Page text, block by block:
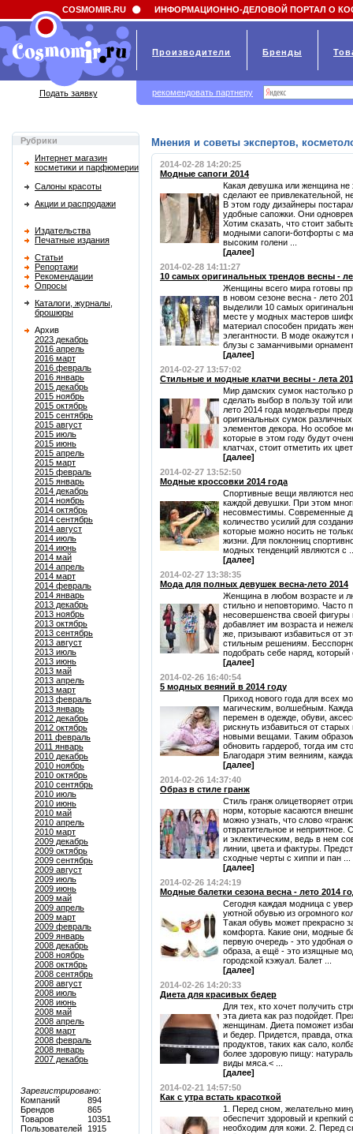
Field 'news_title' doesn't have a default value
Рубрики
Интернет магазин
косметики и парфюмерии
Салоны красоты
Акции и распродажи
Издательства
Печатные издания
Статьи
Репортажи
Рекомендации
Опросы
Каталоги, журналы,
брошюры
Архив
2023 декабрь
2016 апрель
2016 март
2016 февраль
2016 январь
2015 декабрь
2015 ноябрь
2015 октябрь
2015 сентябрь
2015 август
2015 июль
2015 июнь
2015 апрель
2015 март
2015 февраль
2015 январь
2014 декабрь
2014 ноябрь
2014 октябрь
2014 сентябрь
2014 август
2014 июль
2014 июнь
2014 май
2014 апрель
2014 март
2014 февраль
2014 январь
2013 декабрь
2013 ноябрь
2013 октябрь
2013 сентябрь
2013 август
2013 июль
2013 июнь
2013 май
2013 апрель
2013 март
2013 февраль
2013 январь
2012 декабрь
2012 октябрь
2011 февраль
2011 январь
2010 декабрь
2010 ноябрь
2010 октябрь
2010 сентябрь
2010 июль
2010 июнь
2010 май
2010 апрель
2010 март
2009 декабрь
2009 октябрь
2009 сентябрь
2009 август
2009 июль
2009 июнь
2009 май
2009 апрель
2009 март
2009 февраль
2009 январь
2008 декабрь
2008 ноябрь
2008 октябрь
2008 сентябрь
2008 август
2008 июль
2008 июнь
2008 май
2008 апрель
2008 март
2008 февраль
2008 январь
2007 декабрь
Зарегистрировано:
Компаний
894
Брендов
865
Товаров
10351
Пользователей
1915
Мнения и советы экспертов,
2014-02-28 14:20:25
Модные сапоги 2014
Какая девушка или женщина не
сделают ее привлекательной,
В этом году дизайнеры
удобные сапожки. Они
Хотим сказать, что стоит
модными сапоги-ботфорты с
высоким голени ...
[далее]
2014-02-28 14:11:27
10 самых оригинальных трендов весны -
Женщины всего мира готовы
в новом сезоне весна - лето
выделили 10 самых
месте у модных мастеров
материал способен придать
элегантности. В моде
блузы с заманчивыми
[далее]
2014-02-27 13:57:02
Стильные и модные клатчи весны - лета
Мир дамских сумок настолько
сделать выбор в пользу той
лето 2014 года модельеры
оригинальных сумок
элементов декора. Но особое
которые в этом году будут
клатчах, стоит отметить их
[далее]
2014-02-27 13:52:50
Модные кроссовки 2014 года
Спортивные вещи являются
каждой девушки. При этом
несовместимы. Современные
количество усилий для
которые можно носить не
жизни. Для поклонниц
модных тенденций являются с
[далее]
2014-02-27 13:38:35
Мода для полных девушек весна-лето 2014
Женщина в любом возрасте и
стильно и неповторимо. Часто
несовершенства своей
добавляет им возраста и
же, призывают избавиться от
стильным решениям.
подобрать себе наряд,
[далее]
2014-02-26 16:40:54
5 модных веяний в 2014 году
Приход нового года для всех
магическим, волшебным.
перемен в одежде, обуви,
рискнуть избавиться от
новыми вещами. Таким
обновить гардероб, тогда им
Благодаря этим веяниям,
[далее]
2014-02-26 14:37:40
Образ в стиле гранж
Стиль гранж олицетворяет
норм, которые касаются
можно узнать, что слово
отвратительное и неприятное.
и эклектическим, ведь в нем
линии, цвета и фактуры.
сходные черты с хиппи и пан ...
[далее]
2014-02-26 14:24:19
Модные балетки сезона весна - лето 2014
Сегодня каждая модница с
уютной обувью из огромного
Такая обувь может прекрасно
комфорта. Какие они, модные
первую очередь - это удобная
образа, а ещё - это изящные
городской кэжуал. Балет ...
[далее]
2014-02-26 14:20:33
Диета для красивых бедер
Для тех, кто хочет получить
эта диета как раз подойдет.
женщинам. Диета поможет
и бедер. Придется, правда,
продуктов, таких как сало,
более здоровую пищу:
виды мяса.< ...
[далее]
2014-02-21 14:57:50
Как с утра встать красоткой
1. Перед сном, желательно
обеспечит здоровый и крепкий
необходим для кожи. 2. Перед
COSMOMIR.RU ИНФОРМАЦИОННО-ДЕЛОВОЙ ПОРТАЛ О
Производители Бренды
Подать заявку рекомендовать партнеру